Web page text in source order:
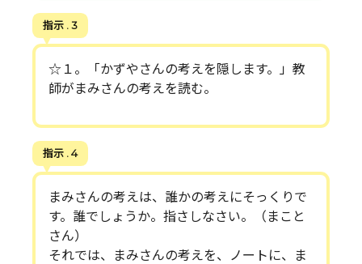
指示 . 3
☆１。「かずやさんの考えを隠します。」教
師がまみさんの考えを読む。
指示 . 4
まみさんの考えは、誰かの考えにそっくりで
す。誰でしょうか。指さしなさい。（まこと
さん）
それでは、まみさんの考えを、ノートに、ま